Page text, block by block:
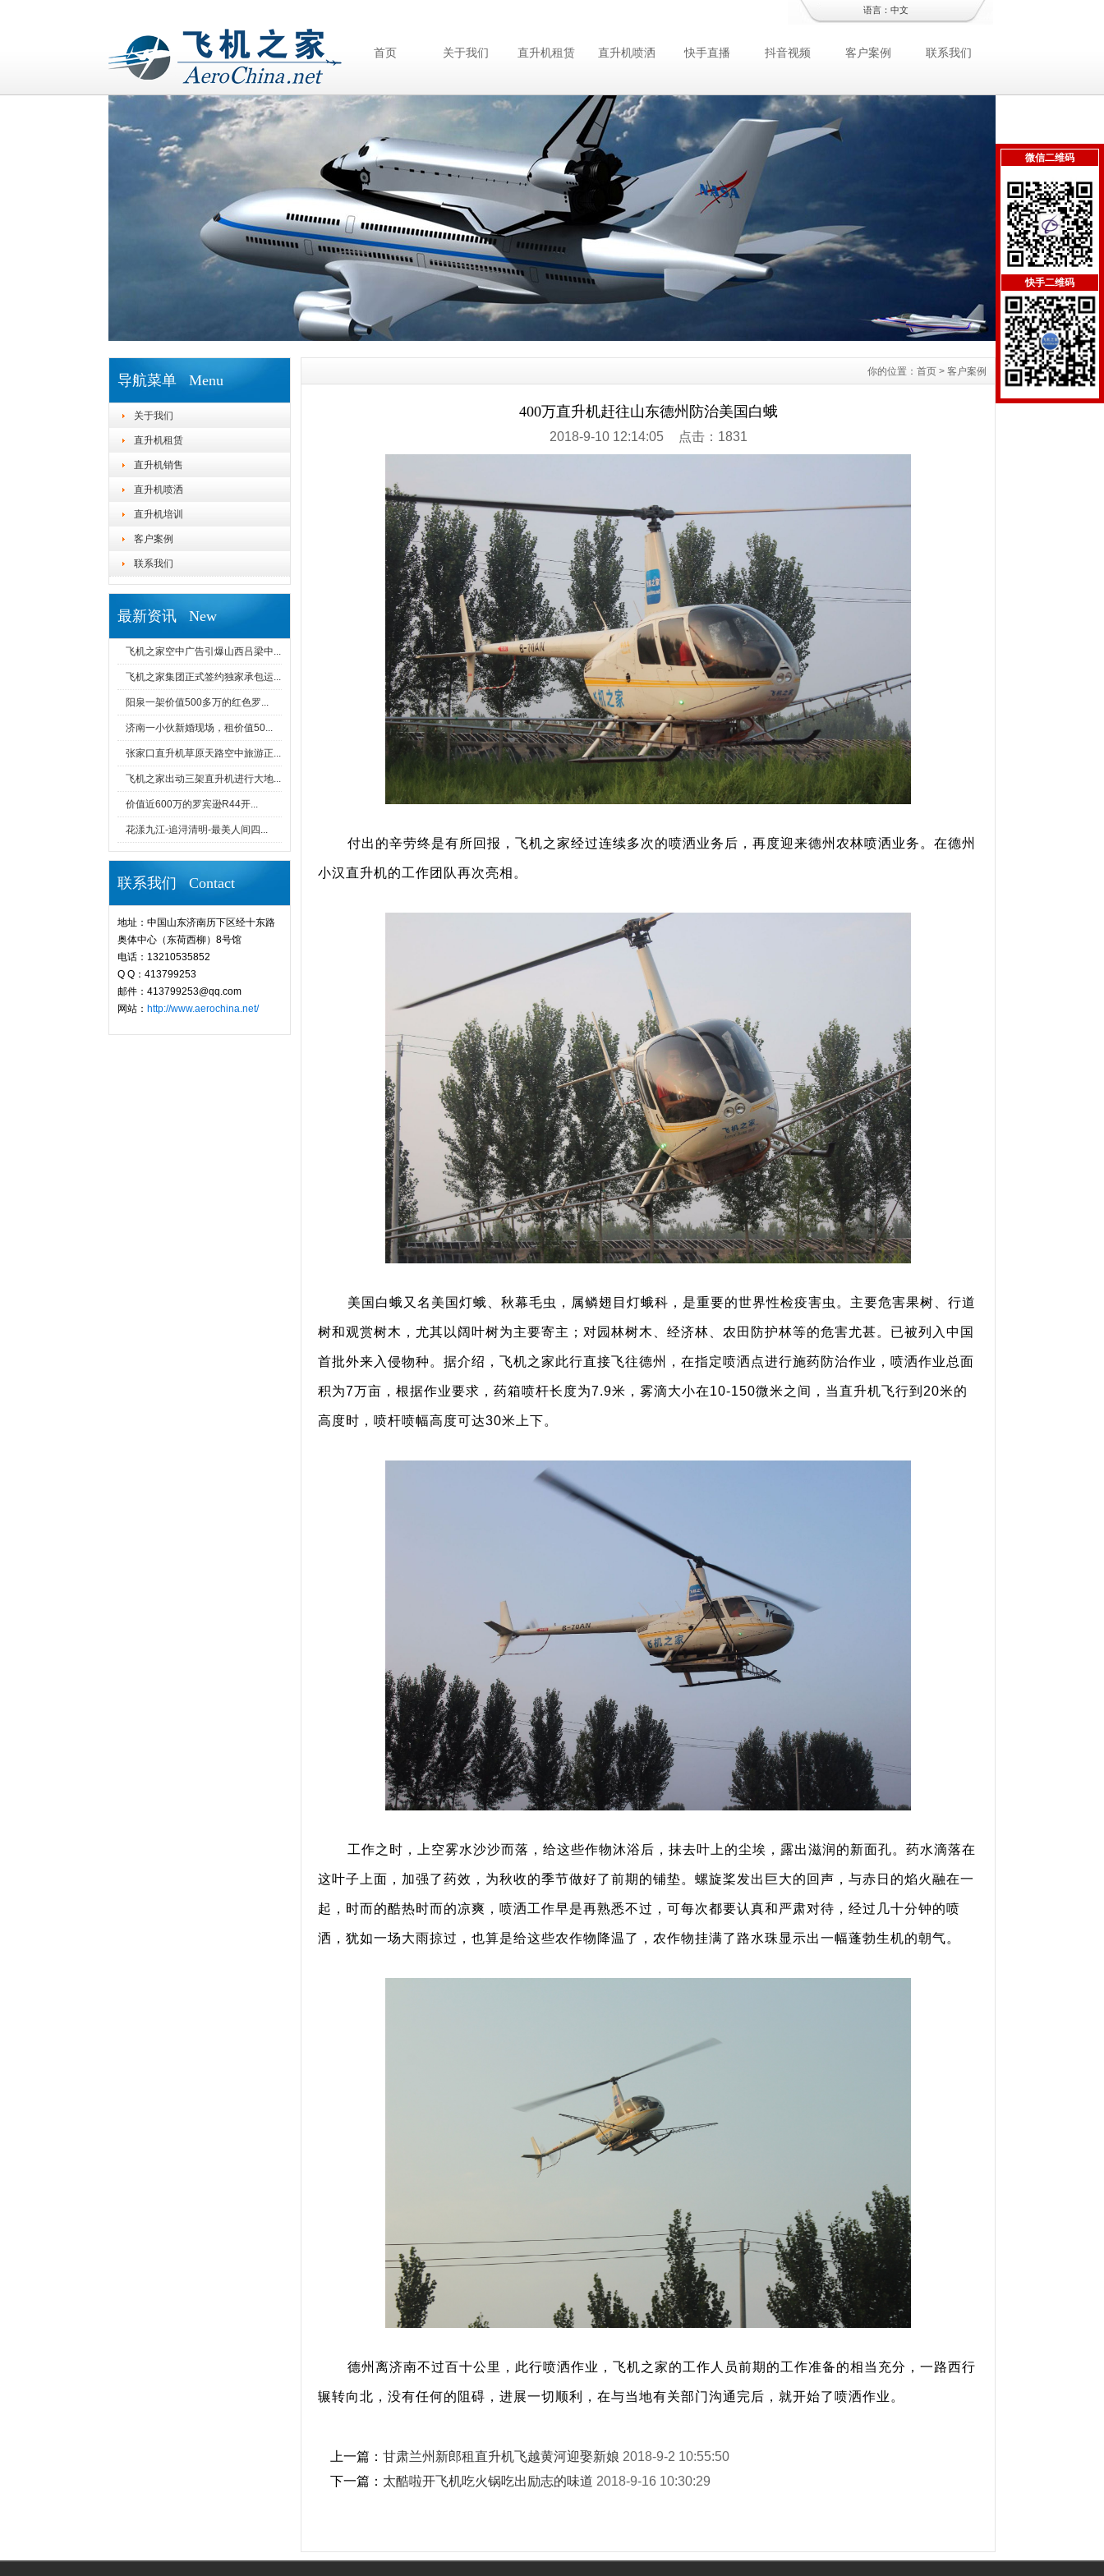
语言： 中文
首页 关于我们 直升机租赁 直升机喷洒 快手直播 抖音视频 客户案例 联系我们
导航菜单 Menu
关于我们
直升机租赁
直升机销售
直升机喷洒
直升机培训
客户案例
联系我们
最新资讯 New
飞机之家空中广告引爆山西吕梁中...
飞机之家集团正式签约独家承包运...
阳泉一架价值500多万的红色罗...
济南一小伙新婚现场，租价值50...
张家口直升机草原天路空中旅游正...
飞机之家出动三架直升机进行大地...
价值近600万的罗宾逊R44开...
花漾九江-追浔清明-最美人间四...
联系我们 Contact
地址：中国山东济南历下区经十东路
奥体中心（东荷西柳）8号馆
电话：13210535852
Q Q：413799253
邮件：413799253@qq.com
网站： http://www.aerochina.net/
你的位置： 首页 > 客户案例
400万直升机赶往山东德州防治美国白蛾
2018-9-10 12:14:05 点击：1831
付出的辛劳终是有所回报，飞机之家经过连续多次的喷洒业务后，再度迎来德州农林喷洒业务。在德州
小汉直升机的工作团队再次亮相。
美国白蛾又名美国灯蛾、秋幕毛虫，属鳞翅目灯蛾科，是重要的世界性检疫害虫。主要危害果树、行道
树和观赏树木，尤其以阔叶树为主要寄主；对园林树木、经济林、农田防护林等的危害尤甚。已被列入中国
首批外来入侵物种。据介绍，飞机之家此行直接飞往德州，在指定喷洒点进行施药防治作业，喷洒作业总面
积为7万亩，根据作业要求，药箱喷杆长度为7.9米，雾滴大小在10-150微米之间，当直升机飞行到20米的
高度时，喷杆喷幅高度可达30米上下。
工作之时，上空雾水沙沙而落，给这些作物沐浴后，抹去叶上的尘埃，露出滋润的新面孔。药水滴落在
这叶子上面，加强了药效，为秋收的季节做好了前期的铺垫。螺旋桨发出巨大的回声，与赤日的焰火融在一
起，时而的酷热时而的凉爽，喷洒工作早是再熟悉不过，可每次都要认真和严肃对待，经过几十分钟的喷
洒，犹如一场大雨掠过，也算是给这些农作物降温了，农作物挂满了路水珠显示出一幅蓬勃生机的朝气。
德州离济南不过百十公里，此行喷洒作业，飞机之家的工作人员前期的工作准备的相当充分，一路西行
辗转向北，没有任何的阻碍，进展一切顺利，在与当地有关部门沟通完后，就开始了喷洒作业。
上一篇： 甘肃兰州新郎租直升机飞越黄河迎娶新娘 2018-9-2 10:55:50
下一篇： 太酷啦开飞机吃火锅吃出励志的味道 2018-9-16 10:30:29
微信二维码
快手二维码